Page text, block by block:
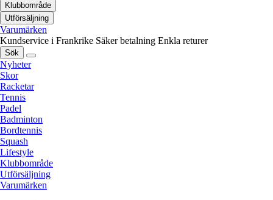
Klubbområde
Utförsäljning
Varumärken
Kundservice i Frankrike Säker betalning Enkla returer
Sök
Nyheter
Skor
Racketar
Tennis
Padel
Badminton
Bordtennis
Squash
Lifestyle
Klubbområde
Utförsäljning
Varumärken